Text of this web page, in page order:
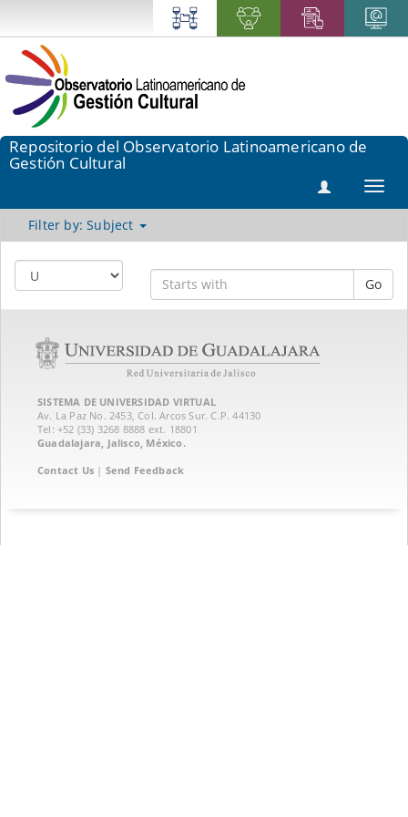
Repositorio del Observatorio Latinoamericano de
Gestión Cultural
Filter by: Subject
Go
SISTEMA DE UNIVERSIDAD VIRTUAL
Av. La Paz No. 2453, Col. Arcos Sur. C.P. 44130
Tel: +52 (33) 3268 8888‏ ext. 18801
Guadalajara, Jalisco, México.
Contact Us | Send Feedback